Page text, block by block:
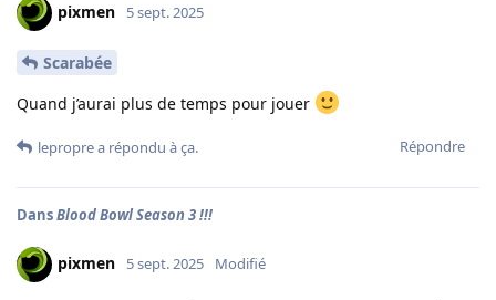
pixmen 5 sept. 2025
Scarabée
Quand j’aurai plus de temps pour jouer
Répondre
leproprea répondu à ça.
DansBlood Bowl Season 3 !!!
pixmen 5 sept. 2025 Modifié